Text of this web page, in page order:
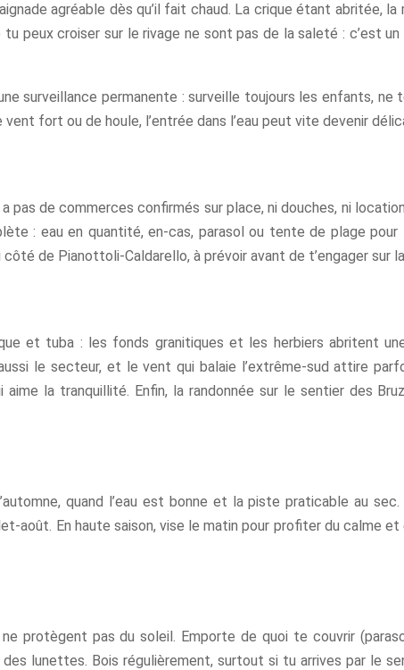
agréable dès qu’il fait chaud. La crique étant abritée,
peux croiser sur le rivage ne sont pas de la saleté : c’est un
surveillance permanente : surveille toujours les enfants, ne
fort ou de houle, l’entrée dans l’eau peut vite devenir
pas de commerces confirmés sur place, ni douches, ni
: eau en quantité, en-cas, parasol ou tente de plage
de Pianottoli-Caldarello, à prévoir avant de t’engager sur
et tuba : les fonds granitiques et les herbiers abritent
le secteur, et le vent qui balaie l’extrême-sud attire
la tranquillité. Enfin, la randonnée sur le sentier des
quand l’eau est bonne et la piste praticable au
août. En haute saison, vise le matin pour profiter du calme
protègent pas du soleil. Emporte de quoi te couvrir
lunettes. Bois régulièrement, surtout si tu arrives par le